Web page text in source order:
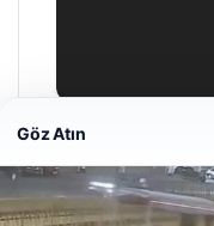
29/04/2026
Göz Atın